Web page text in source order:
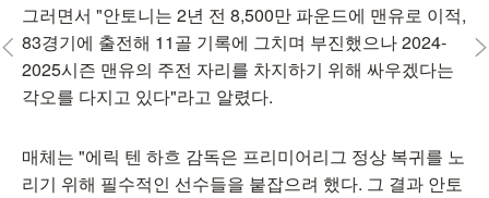
그러면서 "안토니는 2년 전 8,500만 파운드에 맨유로 이적,
83경기에 출전해 11골 기록에 그치며 부진했으나 2024-
2025시즌 맨유의 주전 자리를 차지하기 위해 싸우겠다는
각오를 다지고 있다"라고 알렸다.
매체는 "에릭 텐 하흐 감독은 프리미어리그 정상 복귀를 노
리기 위해 필수적인 선수들을 붙잡으려 했다. 그 결과 안토